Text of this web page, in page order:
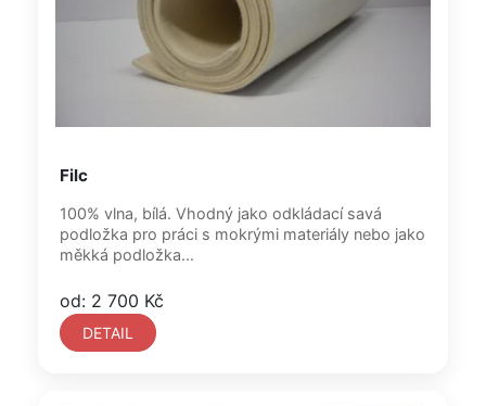
Filc
100% vlna, bílá. Vhodný jako odkládací savá
podložka pro práci s mokrými materiály nebo jako
měkká podložka...
od: 2 700 Kč
DETAIL